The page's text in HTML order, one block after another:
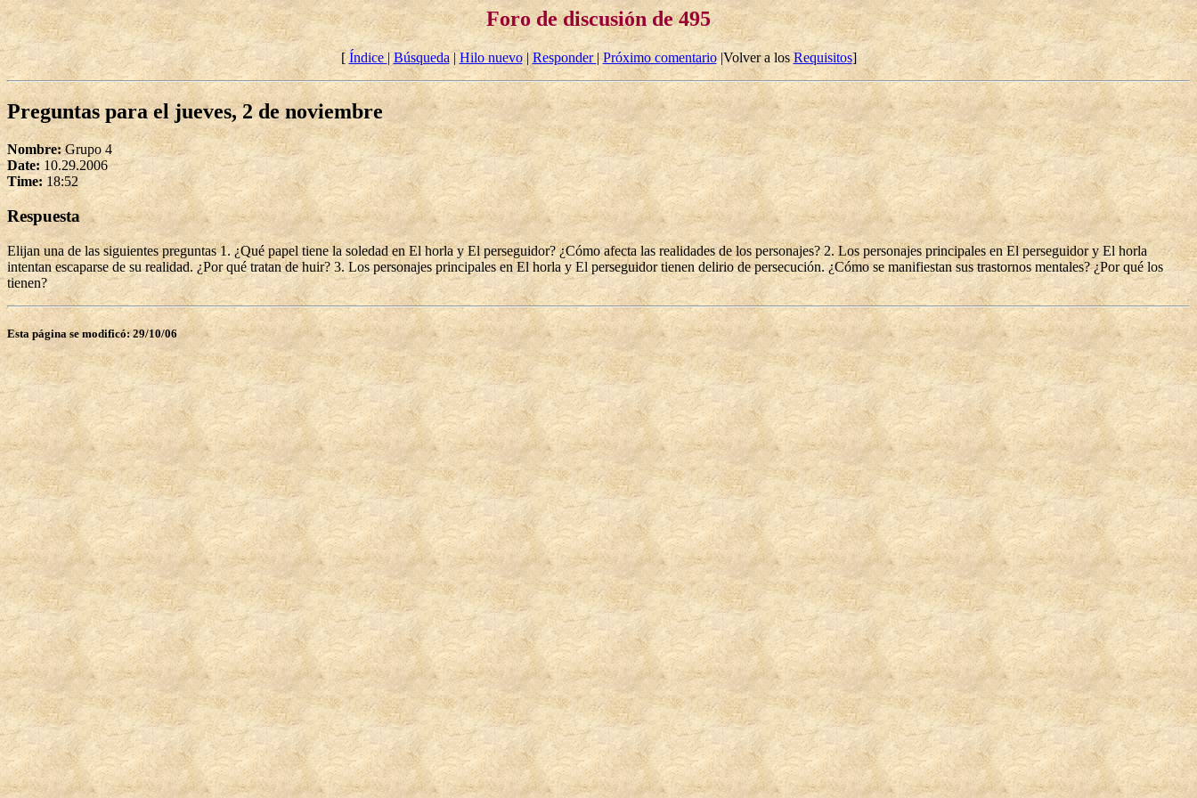
Foro de discusión de 495
[Índice| Búsqueda|Hilo nuevo| Responder|Próximo comentario|Volver a losRequisitos]
Preguntas para el jueves, 2 de noviembre
Nombre:Grupo 4
Date: 10.29.2006
Time: 18:52
Respuesta
Elijan una de las siguientes preguntas 1. ¿Qué papel tiene la soledad en El horla y El perseguidor? ¿Cómo afecta las realidades de los personajes? 2. Los personajes principales en El perseguidor y El horla
intentan escaparse de su realidad. ¿Por qué tratan de huir? 3. Los personajes principales en El horla y El perseguidor tienen delirio de persecución. ¿Cómo se manifiestan sus trastornos mentales? ¿Por qué los
tienen?
Esta página se modificó: 29/10/06